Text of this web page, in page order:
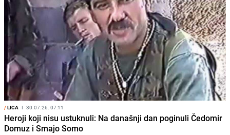
/LICA I 30.07.26. 07:11
Heroji koji nisu ustuknuli: Na današnji dan poginuli Čedomir
Domuz i Smajo Somo